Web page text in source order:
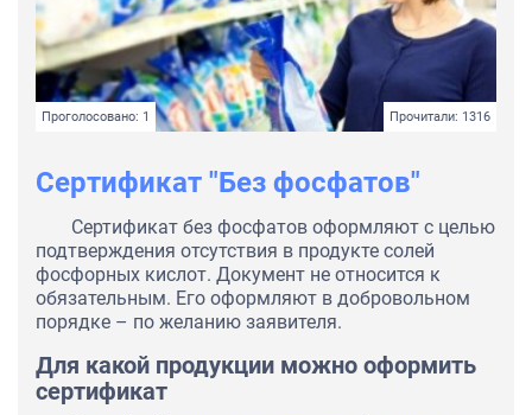
Проголосовано: 1 Прочитали: 1316
Сертификат "Без фосфатов"
Сертификат без фосфатов оформляют с целью
подтверждения отсутствия в продукте солей
фосфорных кислот. Документ не относится к
обязательным. Его оформляют в добровольном
порядке – по желанию заявителя.
Для какой продукции можно оформить
сертификат